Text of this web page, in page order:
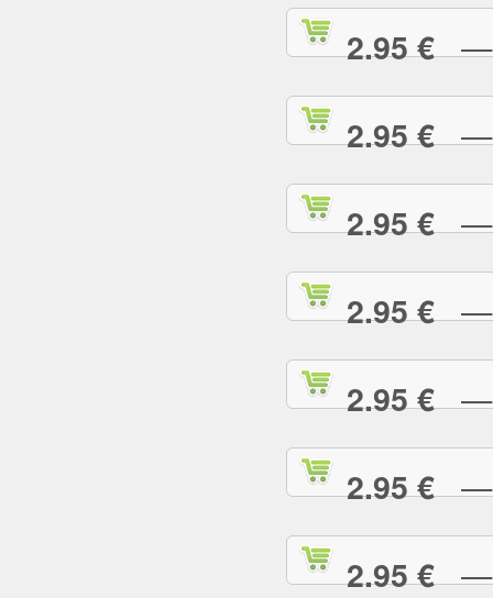
2.95 €—
2.95 €—
2.95 €—
2.95 €—
2.95 €—
2.95 €—
2.95 €—